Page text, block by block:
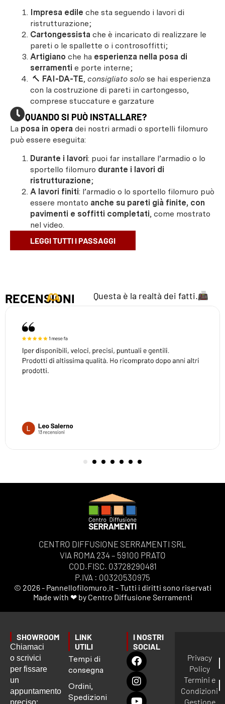
Impresa edile che sta seguendo i lavori di
ristrutturazione;
Cartongessista che è incaricato di realizzare le
pareti o le spallette o i controsoffitti;
Artigiano che ha esperienza nella posa di
serramenti e porte interne;
🔨 FAI-DA-TE, consigliato solo se hai esperienza
con la costruzione di pareti in cartongesso,
comprese stuccature e garzature
QUANDO SI PUÒ INSTALLARE?
La posa in opera dei nostri armadi o sportelli filomuro
può essere eseguita:
Durante i lavori: puoi far installare l’armadio o lo
sportello filomuro durante i lavori di
ristrutturazione;
A lavori finiti: l’armadio o lo sportello filomuro può
essere montato anche su pareti già finite, con
pavimenti e soffitti completati, come mostrato
nel video.
LEGGI TUTTI I PASSAGGI
RECENSIONI Questa è la realtà dei fatti.
CENTRO DIFFUSIONE SERRAMENTI SRL
VIA ROMA 234 – 59100 PRATO
COD.FISC. 03728290481
P.IVA : 00320530975
© 2026 - Pannellofilomuro.it - Tutti i diritti sono riservati
Made with ❤ by Centro Diffusione Serramenti
SHOWROOM
Chiamaci
o scrivici
per fissare
un
appuntamento
LINK
UTILI
Tempi di
consegna
Ordini,
Spedizioni
I NOSTRI
SOCIAL
Privacy
Policy
Termini e
Condizioni
Gestione